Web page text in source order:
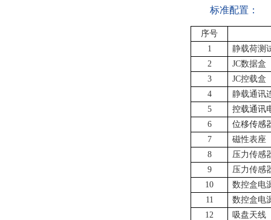
标准配置：
序号
1
静载荷测
2
JC数据盒
3
JC控载盒
4
静载通讯
5
控载通讯
6
位移传感
7
磁性表座
8
压力传感
9
压力传感
10
数控盒电
11
数控盒电
12
吸盘天线